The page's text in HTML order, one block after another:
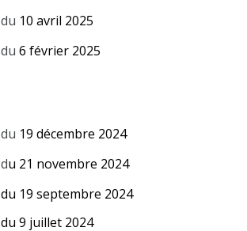
du 10 avril 2025
du 6 février 2025
du 19 décembre 2024
du 21 novembre 2024
du 19 septembre 2024
du 9 juillet 2024